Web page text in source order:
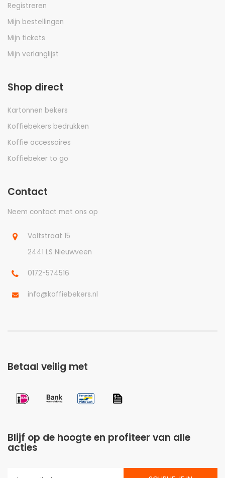
Registreren
Mijn bestellingen
Mijn tickets
Mijn verlanglijst
Shop direct
Kartonnen bekers
Koffiebekers bedrukken
Koffie accessoires
Koffiebeker to go
Contact
Neem contact met ons op
Voltstraat 15
2441 LS Nieuwveen
0172-574516
info@koffiebekers.nl
Betaal veilig met
Blijf op de hoogte en profiteer van alle
acties